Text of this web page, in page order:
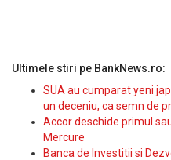
Ultimele stiri pe BankNews.ro:
SUA au cumparat yeni
un deceniu, ca semn de
Accor deschide primul
Mercure
Banca de Investitii si